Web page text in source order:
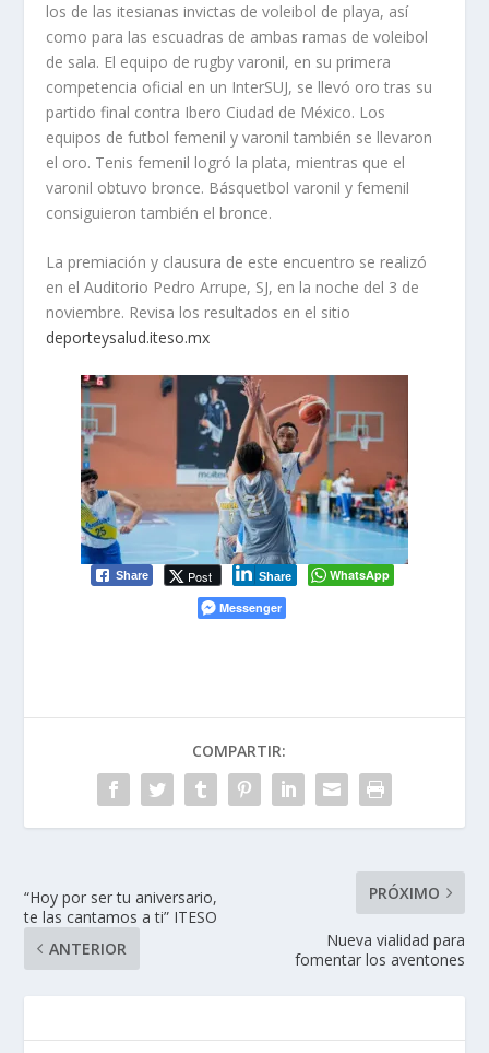
los de las itesianas invictas de voleibol de playa, así
como para las escuadras de ambas ramas de voleibol
de sala. El equipo de rugby varonil, en su primera
competencia oficial en un InterSUJ, se llevó oro tras su
partido final contra Ibero Ciudad de México. Los
equipos de futbol femenil y varonil también se llevaron
el oro. Tenis femenil logró la plata, mientras que el
varonil obtuvo bronce. Básquetbol varonil y femenil
consiguieron también el bronce.
La premiación y clausura de este encuentro se realizó
en el Auditorio Pedro Arrupe, SJ, en la noche del 3 de
noviembre. Revisa los resultados en el sitio
deporteysalud.iteso.mx
Share Post Share
WhatsApp
Messenger
COMPARTIR:
“Hoy por ser tu aniversario,
te las cantamos a ti” ITESO
ANTERIOR
PRÓXIMO
Nueva vialidad para
fomentar los aventones